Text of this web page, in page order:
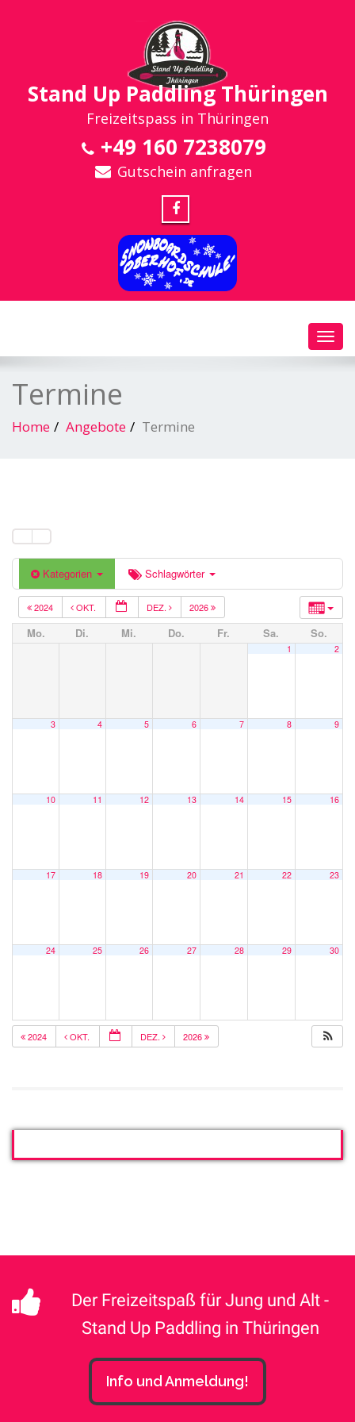
Stand Up Paddling Thüringen
Freizeitspass in Thüringen
+49 160 7238079
Gutschein anfragen
Termine
Home Angebote Termine
Kategorien Schlagwörter
2024 OKT. DEZ. 2026
Mo. Di. Mi. Do. Fr. Sa. So.
1 2
3 4 5 6 7 8 9
10 11 12 13 14 15 16
17 18 19 20 21 22 23
24 25 26 27 28 29 30
2024 OKT. DEZ. 2026
Der Freizeitspaß für Jung und Alt -
Stand Up Paddling in Thüringen
Info und Anmeldung!